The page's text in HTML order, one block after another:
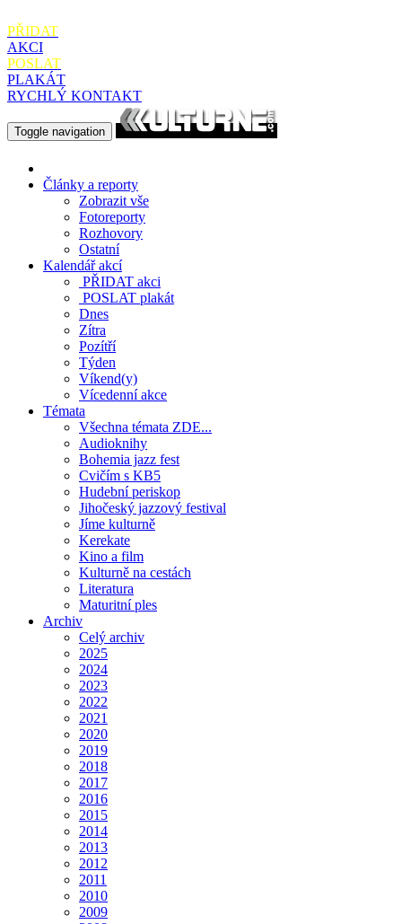
PŘIDAT
AKCI
POSLAT
PLAKÁT
RYCHLÝ KONTAKT
Toggle navigation
Články a reporty
Zobrazit vše
Fotoreporty
Rozhovory
Ostatní
Kalendář akcí
PŘIDAT akci
POSLAT plakát
Dnes
Zítra
Pozítří
Týden
Víkend(y)
Vícedenní akce
Témata
Všechna témata ZDE...
Audioknihy
Bohemia jazz fest
Cvičím s KB5
Hudební periskop
Jihočeský jazzový festival
Jíme kulturně
Kerekate
Kino a film
Kulturně na cestách
Literatura
Maturitní ples
Archiv
Celý archiv
2025
2024
2023
2022
2021
2020
2019
2018
2017
2016
2015
2014
2013
2012
2011
2010
2009